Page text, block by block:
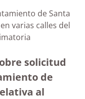
de Santa
varias calles del
solicitud
de
al